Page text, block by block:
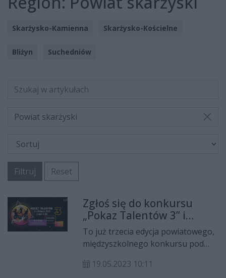
Skarżysko-Kamienna Skarżysko-Kościelne
Bliżyn Suchedniów
Powiat skarżyski
Filtruj Reset
Zgłoś się do konkursu
„Pokaz Talentów 3” i
wygraj atrakcyjne
nagrody
To już trzecia edycja powiatowego,
międzyszkolnego konkursu pod
odbędzie się 2 czerwca w Zespole
19.05.2023 10:11